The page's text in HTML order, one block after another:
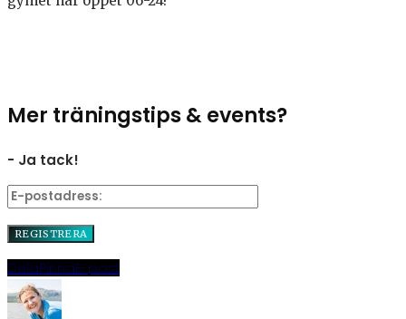
Mer träningstips & events?
- Ja tack!
DelaPinnaE-post